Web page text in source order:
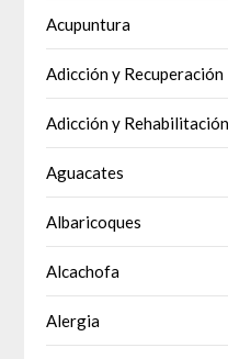
Acupuntura
Adicción y Recuperación
Adicción y Rehabilitación
Aguacates
Albaricoques
Alcachofa
Alergia